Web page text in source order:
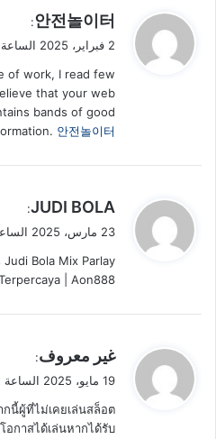
ي
ق
ل
안전놀이터
:
2 فبراير، 2025 الساعة 1:25 م
of work, I read few
that your web
bands of good
안전놀이터
ي
ق
ل
JUDI BOLA
:
23 مارس، 2025 الساعة 9:01 ص
Bola Mix Parlay
| Aon888
ي
ق
ل
غير معروف:
19 مايو، 2025 الساعة 7:32 ص
นี้ผู้ที่ไม่เคยเล่นสล็อต
กาสได้เล่นหากได้รับ